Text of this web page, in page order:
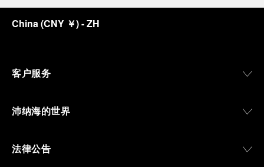
China(CNY ￥)- ZH
客户服务
沛纳海的世界
法律公告